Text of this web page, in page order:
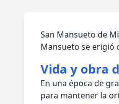
San Mansueto de
Mansueto se erigió
Vida y obra
En una época de
para mantener la